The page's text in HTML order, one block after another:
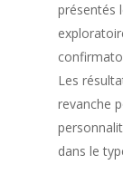
présentés
Les
revanche
dans le